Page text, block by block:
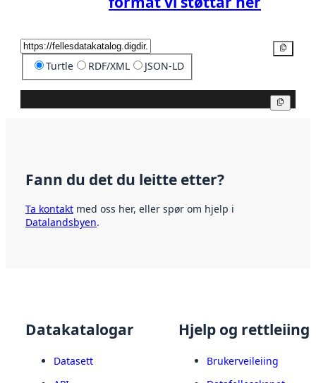
Turtle RDF/XML JSON-LD
Fann du det du leitte etter?
Ta kontakt med oss her, eller spør om hjelp i
Datalandsbyen.
Datakatalogar
Datasett
Hjelp og rettleiing
Brukerveileiing